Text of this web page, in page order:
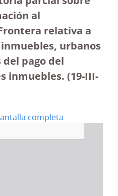
al
relativa a
urbanos
pago del
inmuebles. (19-III-
completa